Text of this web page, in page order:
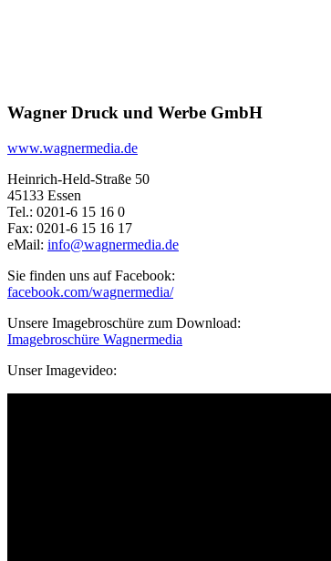
Wagner Druck und Werbe GmbH
www.wagnermedia.de
Heinrich-Held-Straße 50
45133 Essen
Tel.: 0201-6 15 16 0
Fax: 0201-6 15 16 17
eMail: info@wagnermedia.de
Sie finden uns auf Facebook:
facebook.com/wagnermedia/
Unsere Imagebroschüre zum Download:
Imagebroschüre Wagnermedia
Unser Imagevideo: